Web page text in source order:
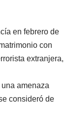
en febrero de
con
extranjera,
amenaza
consideró de